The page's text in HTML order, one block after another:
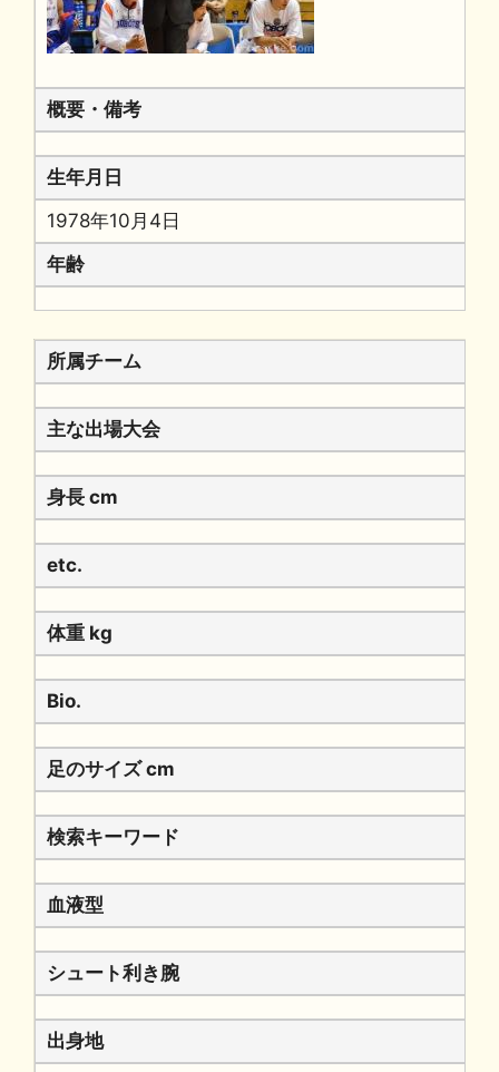
概要・備考
生年月日
1978年10月4日
年齢
所属チーム
主な出場大会
身長 cm
etc.
体重 kg
Bio.
足のサイズ cm
検索キーワード
血液型
シュート利き腕
出身地